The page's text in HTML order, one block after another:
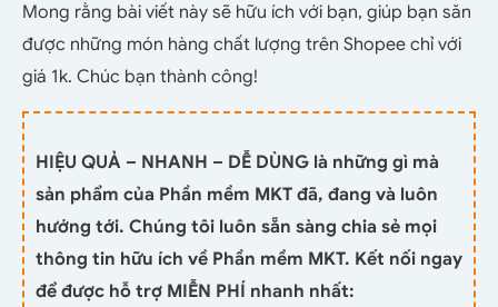
Mong rằng bài viết này sẽ hữu ích với bạn, giúp bạn săn
được những món hàng chất lượng trên Shopee chỉ với
giá 1k. Chúc bạn thành công!
HIỆU QUẢ – NHANH – DỄ DÙNG là những gì mà
sản phẩm của Phần mềm MKT đã, đang và luôn
hướng tới. Chúng tôi luôn sẵn sàng chia sẻ mọi
thông tin hữu ích về Phần mềm MKT. Kết nối ngay
để được hỗ trợ MIỄN PHÍ nhanh nhất: